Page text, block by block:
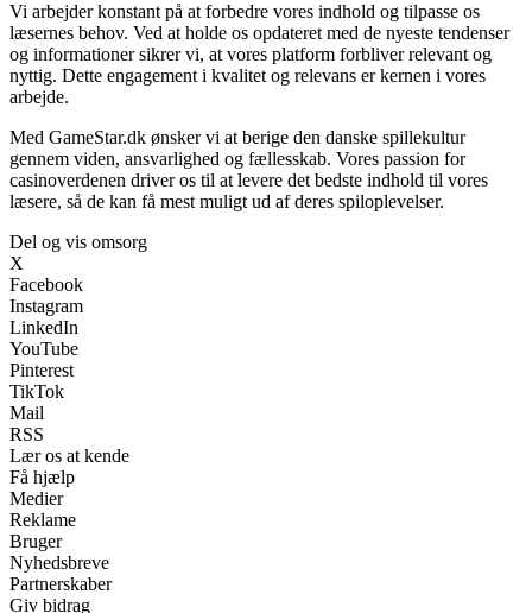
Vi arbejder konstant på at forbedre vores indhold og tilpasse os
læsernes behov. Ved at holde os opdateret med de nyeste tendenser
og informationer sikrer vi, at vores platform forbliver relevant og
nyttig. Dette engagement i kvalitet og relevans er kernen i vores
arbejde.
Med GameStar.dk ønsker vi at berige den danske spillekultur
gennem viden, ansvarlighed og fællesskab. Vores passion for
casinoverdenen driver os til at levere det bedste indhold til vores
læsere, så de kan få mest muligt ud af deres spiloplevelser.
Del og vis omsorg
X
Facebook
Instagram
LinkedIn
YouTube
Pinterest
TikTok
Mail
RSS
Lær os at kende
Få hjælp
Medier
Reklame
Bruger
Nyhedsbreve
Partnerskaber
Giv bidrag